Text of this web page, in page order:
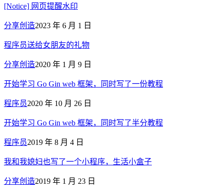
[Notice] 网页提醒水印
分享创造2023 年 6 月 1 日
程序员送给女朋友的礼物
分享创造2020 年 1 月 9 日
开始学习 Go Gin web 框架，同时写了一份教程
程序员2020 年 10 月 26 日
开始学习 Go Gin web 框架，同时写了半分教程
程序员2019 年 8 月 4 日
我和我媳妇也写了一个小程序，生活小盒子
分享创造2019 年 1 月 23 日